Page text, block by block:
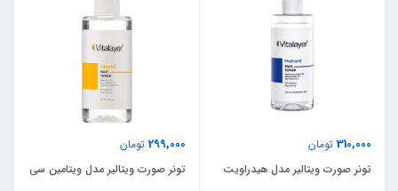
310,000 تومان
تونر صورت ویتالیر مدل هیدراویت
299,000 تومان
تونر صورت ویتالیر مدل ویتامین سی